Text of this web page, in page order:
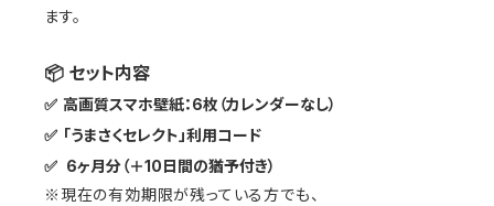
ます。
📦 セット内容
✅ 高画質スマホ壁紙：6枚（カレンダーなし）
✅ 「うまさくセレクト」利用コード
✅ 6ヶ月分（＋10日間の猶予付き）
※現在の有効期限が残っている方でも、